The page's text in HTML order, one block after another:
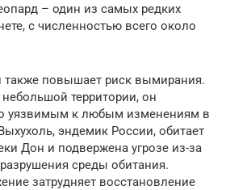
– один из самых редких
с численностью всего около
также повышает риск вымирания.
территории, он
уязвимым к любым изменениям в
эндемик России, обитает
Дон и подвержена угрозе из-за
среды обитания.
затрудняет восстановление